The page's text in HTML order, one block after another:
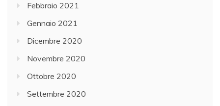
Febbraio 2021
Gennaio 2021
Dicembre 2020
Novembre 2020
Ottobre 2020
Settembre 2020